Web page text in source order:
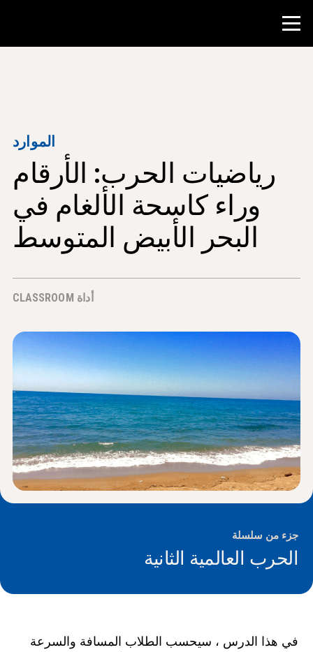
أدوات الفصل الدراسي
الدورات
المعاهد
تدريس مهارات البحث
حول NHD ®
شارك
الموارد
رياضيات الحرب: الأرقام
وراء كاسحة الألغام في
البحر الأبيض المتوسط
أداة CLASSROOM
جزء من سلسلة
الحرب العالمية الثانية
في هذا الدرس ، سيحسب الطلاب المسافة والسرعة